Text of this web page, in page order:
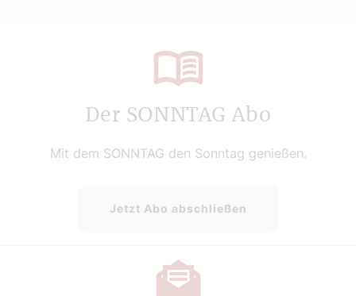
Der SONNTAG Abo
Mit dem SONNTAG den Sonntag genießen.
Jetzt Abo abschließen